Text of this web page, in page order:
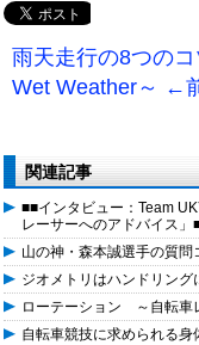
雨天走行の8つの
Wet Weather～ ←
関連記事
■■インタビュー：Team
レーサーへのアドバイス」
山の神・森本誠選手の質問
ジオメトリはハンドリン
ローテーション ～自転車
自転車競技に求められる身